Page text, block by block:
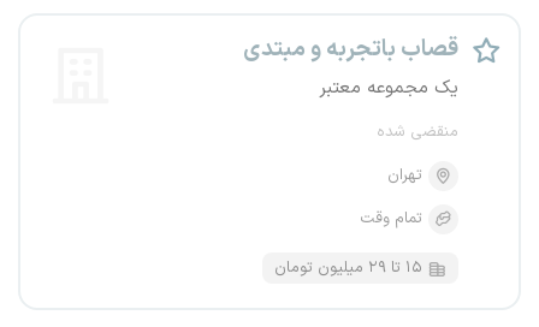
قصاب باتجربه و مبتدی
یک مجموعه معتبر
منقضی شده
تهران
تمام وقت
۱۵ تا ۲۹ میلیون تومان